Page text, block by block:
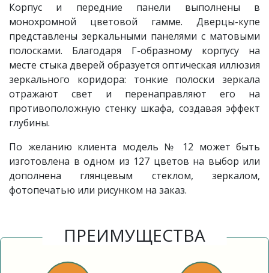
Корпус и передние панели выполнены в
монохромной цветовой гамме. Дверцы-купе
представлены зеркальными панелями с матовыми
полосками. Благодаря Г-образному корпусу на
месте стыка дверей образуется оптическая иллюзия
зеркального коридора: тонкие полоски зеркала
отражают свет и перенаправляют его на
противоположную стенку шкафа, создавая эффект
глубины.
По желанию клиента модель № 12 может быть
изготовлена в одном из 127 цветов на выбор или
дополнена глянцевым стеклом, зеркалом,
фотопечатью или рисунком на заказ.
ПРЕИМУЩЕСТВА